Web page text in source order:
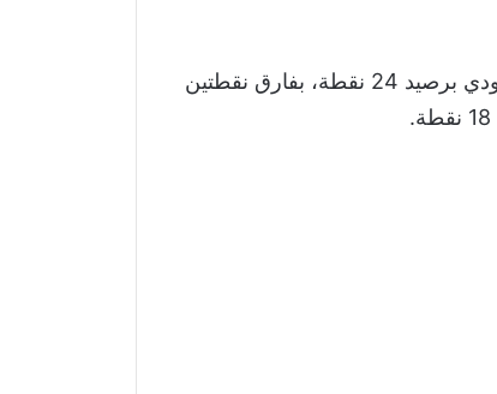
جدير بالذكر أن الهلال يتواجد حاليا في صدارة الدوري السعودي برصيد 24 نقطة، بفارق نقطتين